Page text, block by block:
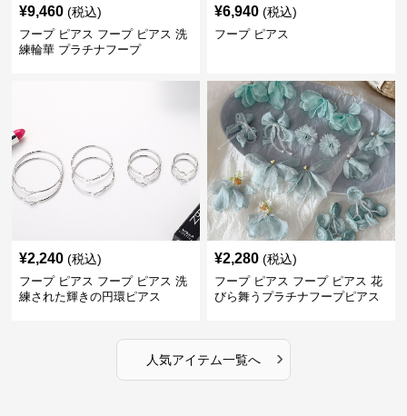
¥9,460 (税込)
フープ ピアス フープ ピアス 洗
練輪華 プラチナフープ
¥6,940 (税込)
フープ ピアス
¥2,240 (税込)
フープ ピアス フープ ピアス 洗
練された輝きの円環ピアス
¥2,280 (税込)
フープ ピアス フープ ピアス 花
びら舞うプラチナフープピアス
人気アイテム一覧へ ›